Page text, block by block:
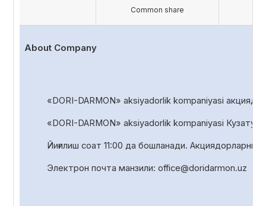
Common share
About Company
«DORI-DARMON» aksiyadorlik kompaniyasi
«DORI-DARMON» aksiyadorlik kompaniyasi Кузатув
Йиғилиш соат 11:00 да бошланади. Акциядорларни
Электрон почта манзили: office@doridarmon.uz